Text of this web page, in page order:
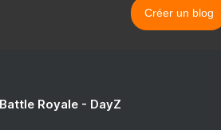
Créer un blog
Royale - DayZ